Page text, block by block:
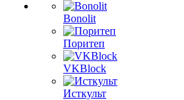
Bonolit
Поритеп
VKBlock
Исткульт